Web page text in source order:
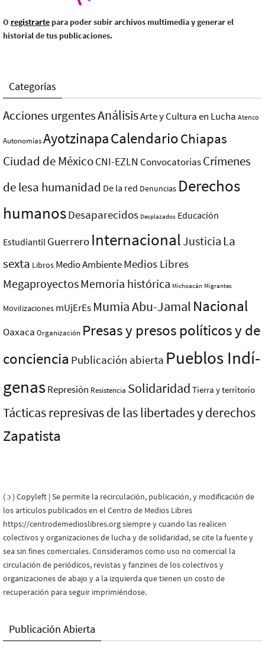
O registrarte para poder subir archivos multimedia y generar el
historial de tus publicaciones.
Categorías
Acciones urgentesAnálisisArte y Cultura en Lucha Atenco
AutonomíasAyotzinapaCalendarioChiapas
Ciudad de MéxicoCNI-EZLN ConvocatoriasCrímenes
de lesa humanidad De la red Denuncias Derechos
humanosDesaparecidos Desplazados Educación
Estudiantil Guerrero InternacionalJusticia La
sexta Libros Medio AmbienteMedios Libres
MegaproyectosMemoria histórica Michoacán Migrantes
Movilizaciones mUjErEs Mumia Abu-Jamal Nacional
Oaxaca Organización Presas y presos polí­ticos y de
conciencia Publicación abierta Pueblos Indí­
genasRepresión Resistencia Solidaridad Tierra y territorio
Tácticas represivas de las libertades y derechos
Zapatista
( ɔ ) Copyleft | Se permite la recirculación, publicación, y modificación de
los artículos publicados en el Centro de Medios Libres
https://centrodemedioslibres.org siempre y cuando las realicen
colectivos y organizaciones de lucha y de solidaridad, se cite la fuente y
sea sin fines comerciales. Consideramos como uso no comercial la
circulación de periódicos, revistas y fanzines de los colectivos y
organizaciones de abajo y a la izquierda que tienen un costo de
recuperación para seguir imprimiéndose.
Publicación Abierta